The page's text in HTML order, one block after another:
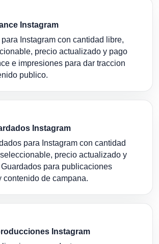
Instagram
Instagram con cantidad libre,
precio actualizado y pago
e impresiones para dar traccion
publico.
Instagram
para Instagram con cantidad
precio actualizado y
para publicaciones
contenido de campana.
Instagram